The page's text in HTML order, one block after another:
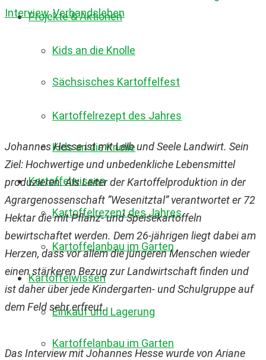
Kids an die Knolle
Kartoffelrezept des Jahres
Kartoffelwissen
Kartoffelanbau im Garten
Einkauf und Lagerung
Projekte & Aktionen
Sächsisches Kartoffelfest
Kids an die Knolle
Kartoffelrezept des Jahres
Kartoffelwissen
Kartoffelanbau im Garten
Interview,Verbandsleben
Johannes Hesse ist mit Leib und Seele Landwirt. Sein
Ziel: Hochwertige und unbedenkliche Lebensmittel
produzieren. Als Leiter der Kartoffelproduktion in der
Agrargenossenschaft “Wesenitztal” verantwortet er 72
Hektar die mit Pflanz- und Speisekartoffeln
bewirtschaftet werden. Dem 26-jährigen liegt dabei am
Herzen, dass vor allem die jüngeren Menschen wieder
einen stärkeren Bezug zur Landwirtschaft finden und
ist daher über jede Kindergarten- und Schulgruppe auf
dem Feld sehr erfreut.
Das Interview mit Johannes Hesse wurde von Ariane